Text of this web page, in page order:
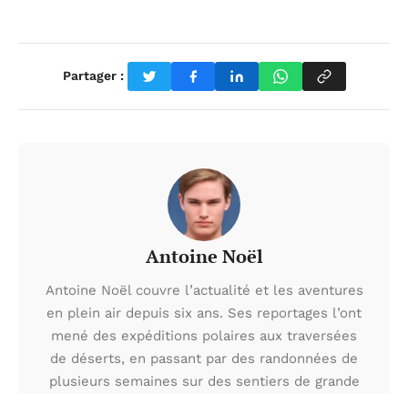
Partager :
Antoine Noël
Antoine Noël couvre l’actualité et les aventures
en plein air depuis six ans. Ses reportages l’ont
mené des expéditions polaires aux traversées
de déserts, en passant par des randonnées de
plusieurs semaines sur des sentiers de grande